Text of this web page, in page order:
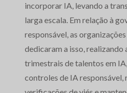
incorporar IA, levando a
larga escala. Em relação à
responsável, as
dedicaram a isso, realizando
trimestrais de talentos em
controles de IA responsável,